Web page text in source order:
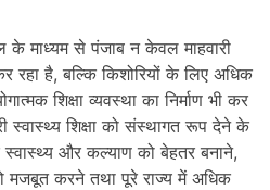
के माध्यम से पंजाब न केवल माहवारी
रहा है, बल्कि किशोरियों के लिए अधिक
शिक्षा व्यवस्था का निर्माण भी कर
स्वास्थ्य शिक्षा को संस्थागत रूप देने के
स्वास्थ्य और कल्याण को बेहतर बनाने,
मजबूत करने तथा पूरे राज्य में अधिक